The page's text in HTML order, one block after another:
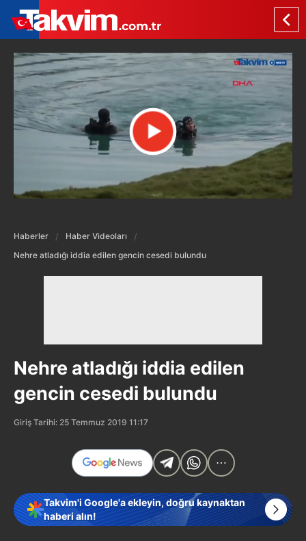
Haberler
Haber Videoları
Nehre atladığı iddia edilen gencin cesedi bulundu
Nehre atladığı iddia edilen
gencin cesedi bulundu
Giriş Tarihi: 25 Temmuz 2019 11:17
Takvim'i Google'a ekleyin, doğru kaynaktan
haberi alın!